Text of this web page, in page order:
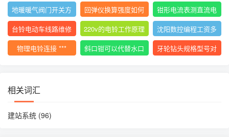
*
使用视频
钻
地暖暖气阀门开关方
向图解视频
回弹仪换算强度如何
计算
钳形电流表测直流电
流的 ***
台铃电动车线路维修
技巧
220v的电铃工作原理
沈阳数控编程工资多
少
物理电铃连接 ***
斜口钳可以代替水口
牙轮钻头规格型号对
相关词汇
建站系统 (96)